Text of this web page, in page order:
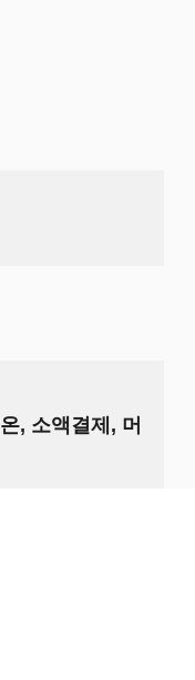
, 소액결제, 머